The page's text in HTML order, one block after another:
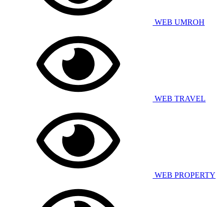
WEB UMROH
WEB TRAVEL
WEB PROPERTY